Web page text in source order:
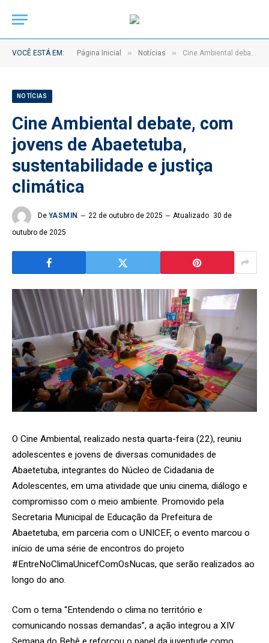
VOCÊ ESTÁ EM: Página Inicial » Notícias » Cine Ambiental debate, com jovens de Abaetetuba, sustentabilidade e justiça climática
NOTÍCIAS
Cine Ambiental debate, com
jovens de Abaetetuba,
sustentabilidade e justiça
climática
De YASMIN 22 de outubro de 2025 Atualizado 30 de
outubro de 2025
O Cine Ambiental, realizado nesta quarta-feira (22), reuniu
adolescentes e jovens de diversas comunidades de
Abaetetuba, integrantes do Núcleo de Cidadania de
Adolescentes, em uma atividade que uniu cinema, diálogo e
compromisso com o meio ambiente. Promovido pela
Secretaria Municipal de Educação da Prefeitura de
Abaetetuba, em parceria com o UNICEF, o evento marcou o
início de uma série de encontros do projeto
#EntreNoClimaUnicefComOsNucas, que serão realizados ao
longo do ano.
Com o tema “Entendendo o clima no território e
comunicando nossas demandas”, a ação integrou a XIV